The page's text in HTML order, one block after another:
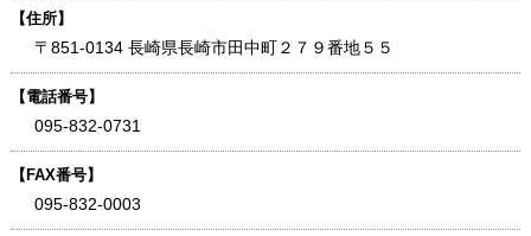
【住所】
〒851-0134 長崎県長崎市田中町２７９番地５５
【電話番号】
095-832-0731
【FAX番号】
095-832-0003